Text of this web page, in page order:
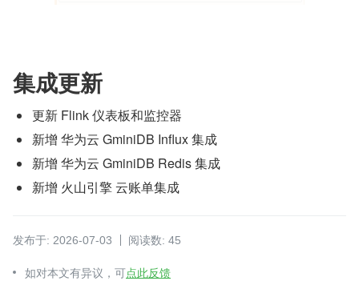
集成更新
更新 Flink 仪表板和监控器
新增 华为云 GminiDB Influx 集成
新增 华为云 GminiDB Redis 集成
新增 火山引擎 云账单集成
发布于: 2026-07-03 阅读数: 45
如对本文有异议，可点此反馈